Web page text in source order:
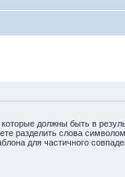
которые должны быть в
разделить слова символом
для частичного